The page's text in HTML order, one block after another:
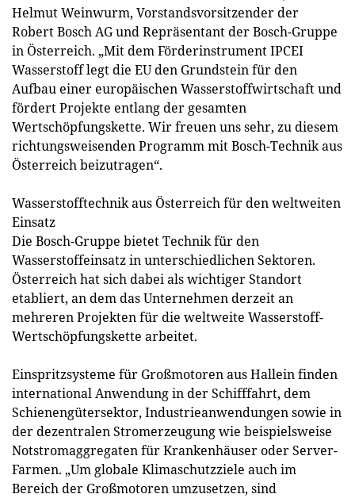
Helmut Weinwurm, Vorstandsvorsitzender der
Robert Bosch AG und Repräsentant der Bosch-Gruppe
in Österreich. „Mit dem Förderinstrument IPCEI
Wasserstoff legt die EU den Grundstein für den
Aufbau einer europäischen Wasserstoffwirtschaft und
fördert Projekte entlang der gesamten
Wertschöpfungskette. Wir freuen uns sehr, zu diesem
richtungsweisenden Programm mit Bosch-Technik aus
Österreich beizutragen“.
Wasserstofftechnik aus Österreich für den weltweiten
Einsatz
Die Bosch-Gruppe bietet Technik für den
Wasserstoffeinsatz in unterschiedlichen Sektoren.
Österreich hat sich dabei als wichtiger Standort
etabliert, an dem das Unternehmen derzeit an
mehreren Projekten für die weltweite Wasserstoff-
Wertschöpfungskette arbeitet.
Einspritzsysteme für Großmotoren aus Hallein finden
international Anwendung in der Schifffahrt, dem
Schienengütersektor, Industrieanwendungen sowie in
der dezentralen Stromerzeugung wie beispielsweise
Notstromaggregaten für Krankenhäuser oder Server-
Farmen. „Um globale Klimaschutzziele auch im
Bereich der Großmotoren umzusetzen, sind